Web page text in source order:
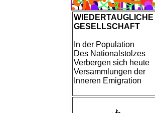
WIEDERTAUGLICHE
GESELLSCHAFT
In der Population
Des Nationalstolzes
Verbergen sich heute
Versammlungen der
Inneren Emigration